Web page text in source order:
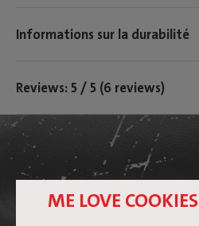
ME LOVE COOKIES
Informations sur la durabilité
Reviews: 5 / 5 (6 reviews)